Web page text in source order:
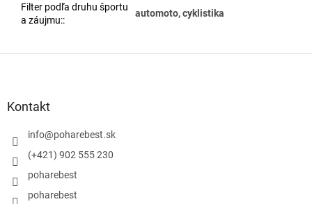
Filter podľa druhu športu
a záujmu::
automoto, cyklistika
Kontakt
info@poharebest.sk
(+421) 902 555 230
poharebest
poharebest